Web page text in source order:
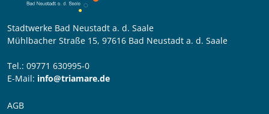
Stadtwerke Bad Neustadt a. d. Saale
Mühlbacher Straße 15, 97616 Bad Neustadt a. d. Saale
Tel.: 09771 630995-0
E-Mail: info@triamare.de
AGB